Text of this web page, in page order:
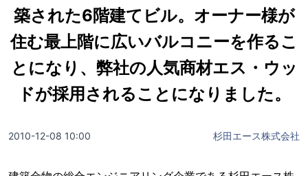
築された6階建てビル。オーナー様が
住む最上階に広いバルコニーを作るこ
とになり、弊社の人気商材エス・ウッ
ドが採用されることになりました。
2010-12-08 10:00 杉田エース株式会社